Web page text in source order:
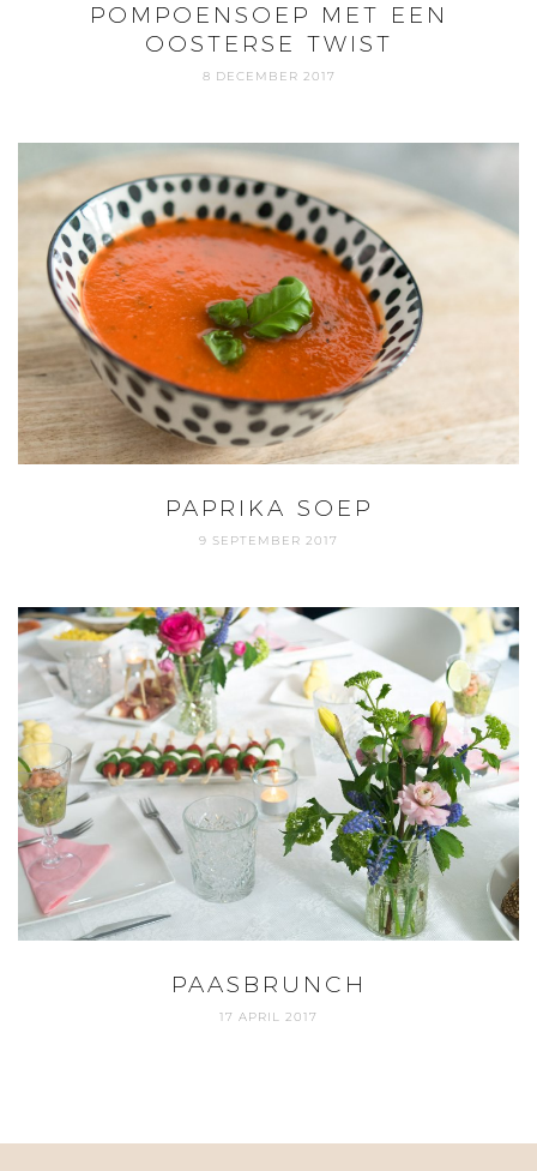
POMPOENSOEP MET EEN
OOSTERSE TWIST
8 DECEMBER 2017
PAPRIKA SOEP
9 SEPTEMBER 2017
PAASBRUNCH
17 APRIL 2017